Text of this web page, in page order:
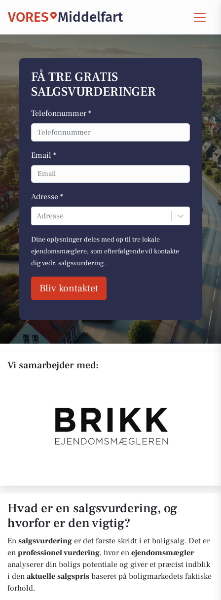
VORES Middelfart
FÅ TRE GRATIS
SALGSVURDERINGER
Telefonnummer *
Email *
Adresse *
Adresse
Dine oplysninger deles med op til tre lokale
ejendomsmæglere, som efterfølgende vil kontakte
dig vedr. salgsvurdering.
Bliv kontaktet
Vi samarbejder med:
Hvad er en salgsvurdering, og
hvorfor er den vigtig?
En salgsvurdering er det første skridt i et boligsalg. Det er
en professionel vurdering, hvor en ejendomsmægler
analyserer din boligs potentiale og giver et præcist indblik
i den aktuelle salgspris baseret på boligmarkedets faktiske
forhold.